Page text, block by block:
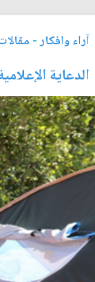
آراء وافكار-
الدعاية